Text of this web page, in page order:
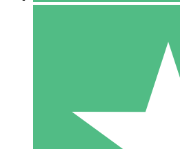
10 Nedladdningar
20 00